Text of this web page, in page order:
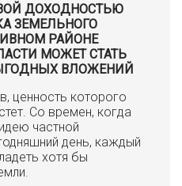
ДОХОДНОСТЬЮ
ЗЕМЕЛЬНОГО
РАЙОНЕ
МОЖЕТ СТАТЬ
ВЛОЖЕНИЙ
ценность которого
Со времен, когда
частной
день, каждый
хотя бы